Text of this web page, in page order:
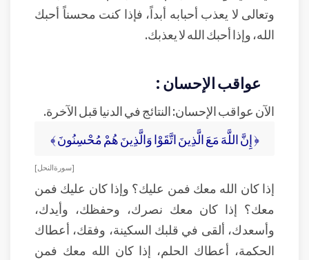
وتعالى لا يعذب أحبابه أبداً، فإذا كنت محسناً أحبك
الله، وإذا أحبك الله لا يعذبك.
عواقب الإحسان :
الآن عواقب الإحسان: النتائج في الدنيا قبل الآخرة.
﴿ إِنَّ اللَّهَ مَعَ الَّذِينَ اتَّقَوْا وَالَّذِينَ هُمْ مُحْسِنُونَ ﴾
[ سورة النحل ]
إذا كان الله معك فمن عليك؟ وإذا كان عليك فمن
معك؟ إذا كان معك نصرك، وحفظك، وأيدك،
وأسعدك، ألقى في قلبك السكينة، وفقك، أعطاك
الحكمة، أعطاك الحلم، إذا كان الله معك فمن